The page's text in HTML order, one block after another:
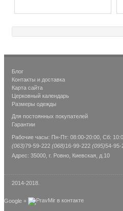
Блог
Контакты и доставка
Карта сайта
Церковный календарь
Размеры одежды
Для постоянных покупателей
Гарантии
Рабочие часы: Пн-Пт: 08:00-20:00, Сб:
(063)79-59-222 (068)16-99-222 (095)54-95-
Адрес: 35000, г. Ровно, Киевская, д.10
2014-2018.
Google +